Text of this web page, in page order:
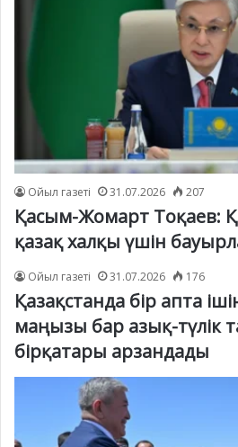
Ойыл газеті 31.07.2026 207
Қасым-Жомарт Тоқаев:
қазақ халқы үшін
Ойыл газеті 31.07.2026 176
Қазақстанда бір апта
маңызы бар азық-түлік
бірқатары арзандады